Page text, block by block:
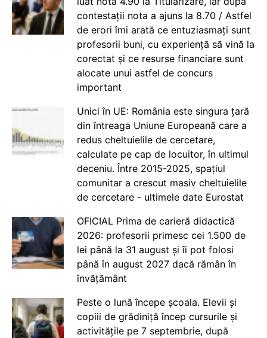
contestații nota a ajuns la 8.70 / Astfel
de erori îmi arată ce entuziasmați sunt
profesorii buni, cu experiență să vină la
corectat și ce resurse financiare sunt
alocate unui astfel de concurs
important
Unici în UE: România este singura țară
din întreaga Uniune Europeană care a
redus cheltuielile de cercetare,
calculate pe cap de locuitor, în ultimul
deceniu. Între 2015-2025, spațiul
comunitar a crescut masiv cheltuielile
de cercetare - ultimele date Eurostat
OFICIAL Prima de carieră didactică
2026: profesorii primesc cei 1.500 de
lei până la 31 august și îi pot folosi
până în august 2027 dacă rămân în
învățământ
Peste o lună începe școala. Elevii și
copiii de grădiniță încep cursurile și
activitățile pe 7 septembrie, după